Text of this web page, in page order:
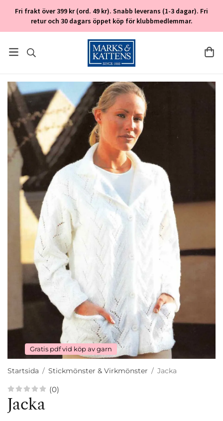
Fri frakt över 399 kr (ord. 49 kr). Snabb leverans (1-3 dagar). Fri
retur och 30 dagars öppet köp för klubbmedlemmar.
Gratis pdf vid köp av garn
Startsida / Stickmönster & Virkmönster / Jacka
(0)
Jacka